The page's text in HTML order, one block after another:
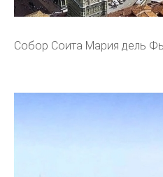
Собор Соита Мария дель